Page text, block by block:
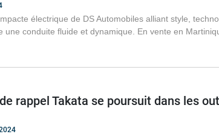
électrique de DS Automobiles alliant style,
une conduite fluide et dynamique. En vente en
rappel Takata se poursuit dans les